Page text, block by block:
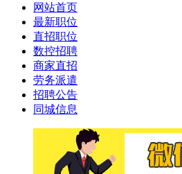
网站首页
最新职位
直招职位
数控招聘
商家直招
劳务派遣
招聘公告
同城信息